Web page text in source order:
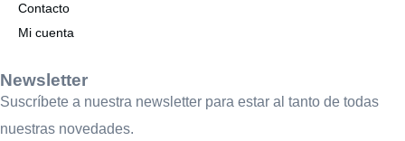
Contacto
Mi cuenta
Newsletter
Suscríbete a nuestra newsletter para estar al tanto de todas
nuestras novedades.